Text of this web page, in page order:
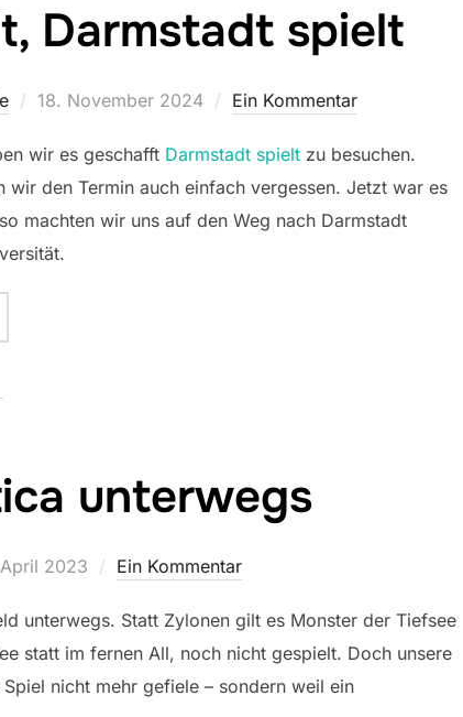
Darmstadt spielt
Veröffentlicht
18. November 2024 Ein Kommentar
wir es geschafft Darmstadt spielt zu besuchen.
wir den Termin auch einfach vergessen. Jetzt war es
machten wir uns auf den Weg nach Darmstadt
SPIELT, PETER SPIELT, DARMSTADT SPIELT“
unterwegs
2023 Ein Kommentar
unterwegs. Statt Zylonen gilt es Monster der Tiefsee
statt im fernen All, noch nicht gespielt. Doch unsere
nicht mehr gefiele – sondern weil ein